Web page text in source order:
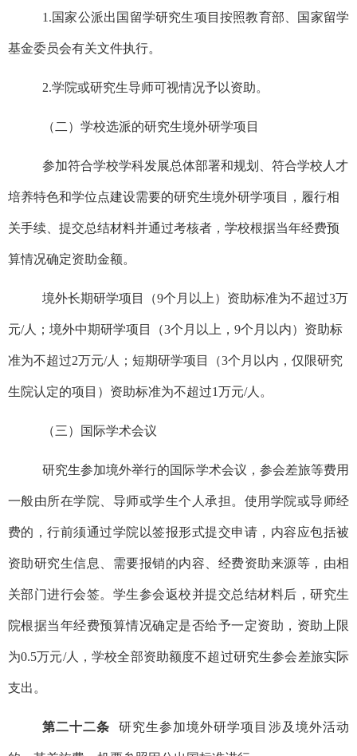
1.国家公派出国留学研究生项目按照教育部、国家留学
基金委员会有关文件执行。
2.学院或研究生导师可视情况予以资助。
（二）学校选派的研究生境外研学项目
参加符合学校学科发展总体部署和规划、符合学校人才
培养特色和学位点建设需要的研究生境外研学项目，履行相
关手续、提交总结材料并通过考核者，学校根据当年经费预
算情况确定资助金额。
境外长期研学项目（9个月以上）资助标准为不超过3万
元/人；境外中期研学项目（3个月以上，9个月以内）资助标
准为不超过2万元/人；短期研学项目（3个月以内，仅限研究
生院认定的项目）资助标准为不超过1万元/人。
（三）国际学术会议
研究生参加境外举行的国际学术会议，参会差旅等费用
一般由所在学院、导师或学生个人承担。使用学院或导师经
费的，行前须通过学院以签报形式提交申请，内容应包括被
资助研究生信息、需要报销的内容、经费资助来源等，由相
关部门进行会签。学生参会返校并提交总结材料后，研究生
院根据当年经费预算情况确定是否给予一定资助，资助上限
为0.5万元/人，学校全部资助额度不超过研究生参会差旅实际
支出。
第二十二条 研究生参加境外研学项目涉及境外活动